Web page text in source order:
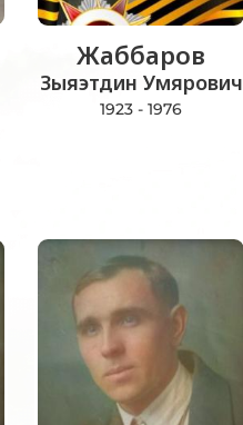
Жаббаров
Зыяэтдин Умярович
1923 - 1976